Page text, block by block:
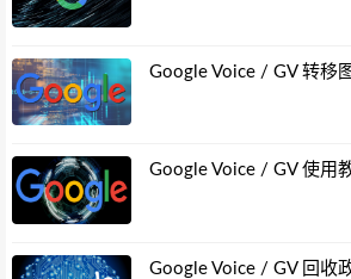
Google Voice / GV 转移
Google Voice / GV 使用
Google Voice / GV 回收